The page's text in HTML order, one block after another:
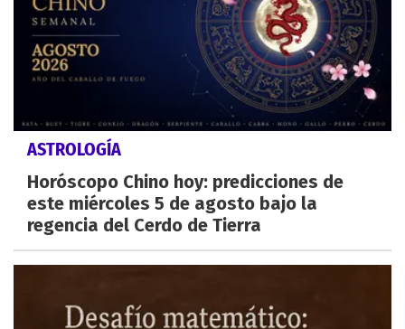
ASTROLOGÍA
Horóscopo Chino hoy: predicciones de
este miércoles 5 de agosto bajo la
regencia del Cerdo de Tierra